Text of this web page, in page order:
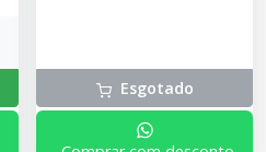
Esgotado